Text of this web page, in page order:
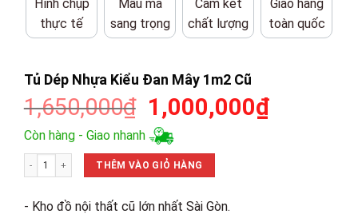
Hình chụp
thực tế
Mẫu mã
sang trọng
Cam kết
chất lượng
Giao hàng
toàn quốc
Tủ Dép Nhựa Kiểu Đan Mây 1m2 Cũ
1,650,000₫ Giá
gốc
là:
1,650,000₫.
1,000,000₫Giá
Còn hàng - Giao nhanh
Tủ Dép Nhựa Kiểu Đan Mây 1m2 Cũ số lượng
THÊM VÀO GIỎ HÀNG
- Kho đồ nội thất cũ lớn nhất Sài Gòn.